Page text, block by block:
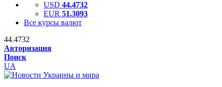
USD 44.4732
EUR 51.3093
Все курсы валют
44.4732
Авторизация
Поиск
UA